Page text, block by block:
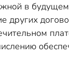
в
других